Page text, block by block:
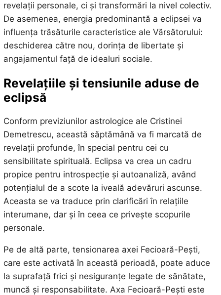
revelații personale, ci și transformări la nivel colectiv.
De asemenea, energia predominantă a eclipsei va
influența trăsăturile caracteristice ale Vărsătorului:
deschiderea către nou, dorința de libertate și
angajamentul față de idealuri sociale.
Revelațiile și tensiunile aduse de
eclipsă
Conform previziunilor astrologice ale Cristinei
Demetrescu, această săptămână va fi marcată de
revelații profunde, în special pentru cei cu
sensibilitate spirituală. Eclipsa va crea un cadru
propice pentru introspecție și autoanaliză, având
potențialul de a scote la iveală adevăruri ascunse.
Aceasta se va traduce prin clarificări în relațiile
interumane, dar și în ceea ce privește scopurile
personale.
Pe de altă parte, tensionarea axei Fecioară-Pești,
care este activată în această perioadă, poate aduce
la suprafață frici și nesiguranțe legate de sănătate,
muncă și responsabilitate. Axa Fecioară-Pești este